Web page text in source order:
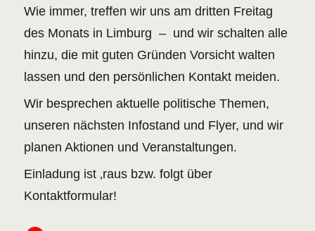
Wie immer, treffen wir uns am dritten Freitag
des Monats in Limburg – und wir schalten alle
hinzu, die mit guten Gründen Vorsicht walten
lassen und den persönlichen Kontakt meiden.
Wir besprechen aktuelle politische Themen,
unseren nächsten Infostand und Flyer, und wir
planen Aktionen und Veranstaltungen.
Einladung ist ‚raus bzw. folgt über
Kontaktformular!